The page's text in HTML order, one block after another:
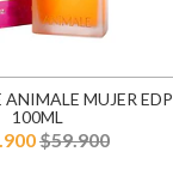
MUJER EDP
100ML
$59.900